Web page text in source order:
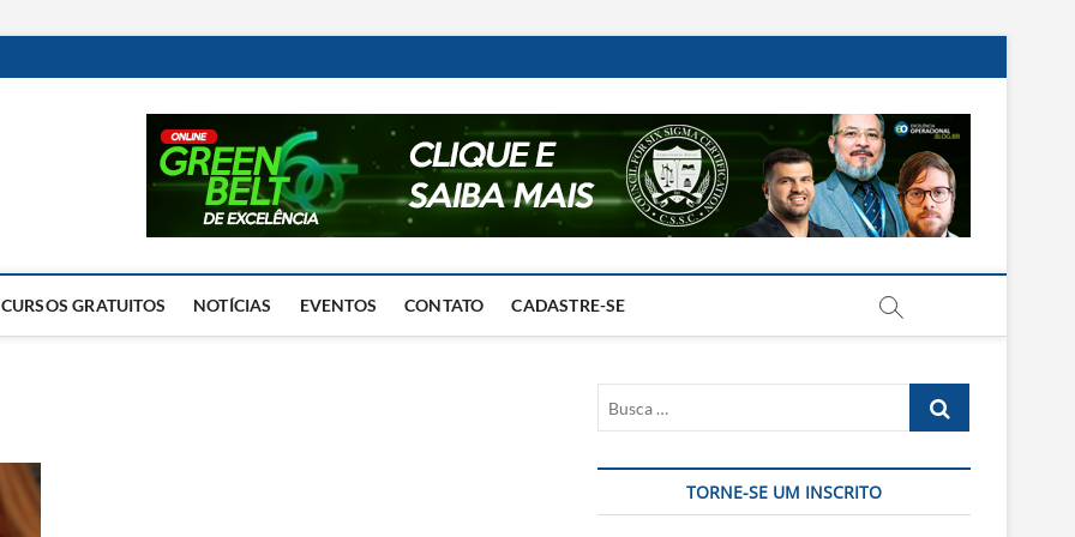
Excelência Operacional
O BLOG DA ENGENHARIA DE OPERAÇÕES
CURSOS GRATUITOS NOTÍCIAS EVENTOS CONTATO CADASTRE-SE
Busca
TORNE-SE UM INSCRITO